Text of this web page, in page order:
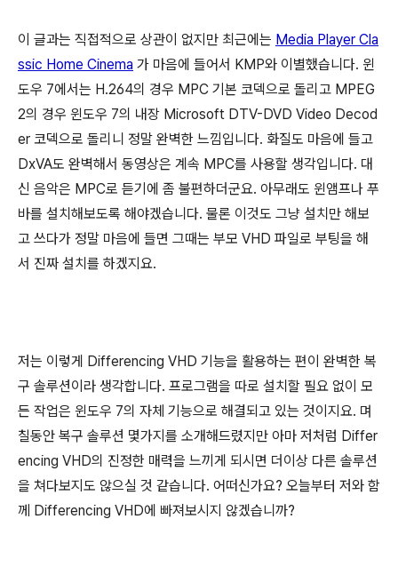
이 글과는 직접적으로 상관이 없지만 최근에는 Media Player Cla
ssic Home Cinema 가 마음에 들어서 KMP와 이별했습니다. 윈
도우 7에서는 H.264의 경우 MPC 기본 코덱으로 돌리고 MPEG
2의 경우 윈도우 7의 내장 Microsoft DTV-DVD Video Decod
er 코덱으로 돌리니 정말 완벽한 느낌입니다. 화질도 마음에 들고
DxVA도 완벽해서 동영상은 계속 MPC를 사용할 생각입니다. 대
신 음악은 MPC로 듣기에 좀 불편하더군요. 아무래도 윈앰프나 푸
바를 설치해보도록 해야겠습니다. 물론 이것도 그냥 설치만 해보
고 쓰다가 정말 마음에 들면 그때는 부모 VHD 파일로 부팅을 해
서 진짜 설치를 하겠지요.
저는 이렇게 Differencing VHD 기능을 활용하는 편이 완벽한 복
구 솔루션이라 생각합니다. 프로그램을 따로 설치할 필요 없이 모
든 작업은 윈도우 7의 자체 기능으로 해결되고 있는 것이지요. 며
칠동안 복구 솔루션 몇가지를 소개해드렸지만 아마 저처럼 Differ
encing VHD의 진정한 매력을 느끼게 되시면 더이상 다른 솔루션
을 쳐다보지도 않으실 것 같습니다. 어떠신가요? 오늘부터 저와 함
께 Differencing VHD에 빠져보시지 않겠습니까?